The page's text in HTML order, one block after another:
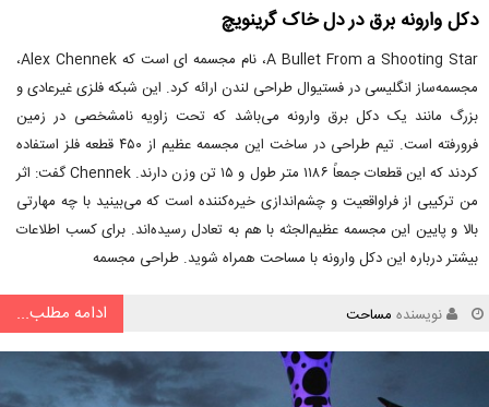
دکل وارونه برق در دل خاک گرینویچ
A Bullet From a Shooting Star، نام مجسمه ای است که Alex Chennek،
مجسمه‌ساز انگلیسی در فستیوال طراحی لندن ارائه کرد. این شبکه فلزی غیرعادی و
بزرگ مانند یک دکل برق وارونه می‌باشد که تحت زاویه نامشخصی در زمین
فرورفته است. تیم طراحی در ساخت این مجسمه عظیم از ۴۵۰ قطعه فلز استفاده
کردند که این قطعات جمعاً ۱۱۸۶ متر طول و ۱۵ تن وزن دارند. Chennek گفت: اثر
من ترکیبی از فراواقعیت و چشم‌اندازی خیره‌کننده است که می‌بینید با چه مهارتی
بالا و پایین این مجسمه عظیم‌الجثه با هم به تعادل رسیده‌اند. برای کسب اطلاعات
بیشتر درباره این دکل وارونه با مساحت همراه شوید. طراحی مجسمه
نویسنده مساحت ادامه مطلب...